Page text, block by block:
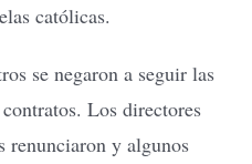
católicas.
se negaron a seguir las
Los directores
renunciaron y algunos